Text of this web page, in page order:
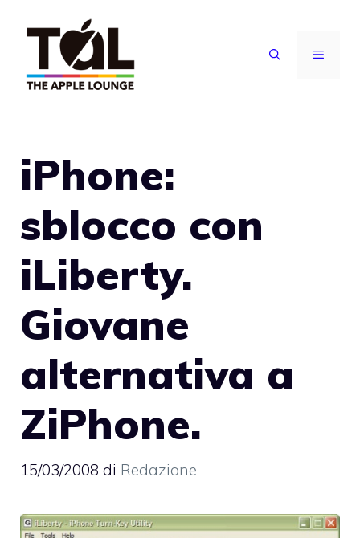
contenuto
MENU
iPhone:
sblocco con
iLiberty.
Giovane
alternativa a
ZiPhone.
15/03/2008 di Redazione